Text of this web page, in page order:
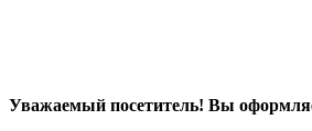
Уважаемый посетитель! Вы